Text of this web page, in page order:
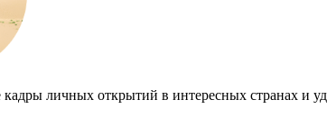
личных открытий в интересных странах и